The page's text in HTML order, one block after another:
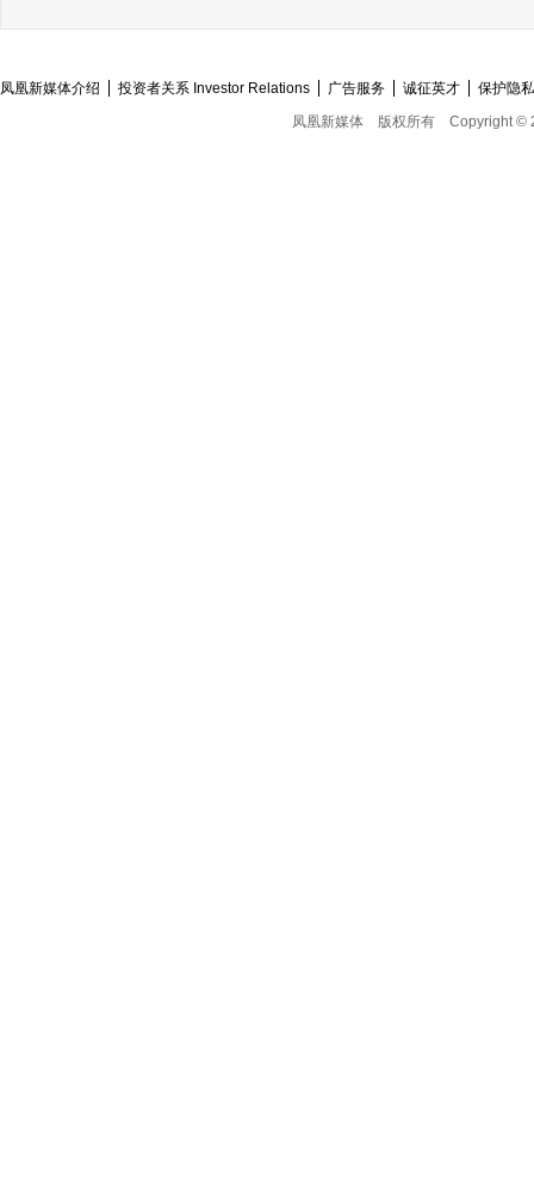
凤凰新媒体介绍 投资者关系 Investor Relations 广告服务 诚征英才
保护隐
凤凰新媒体
版权所有 Copyright ©